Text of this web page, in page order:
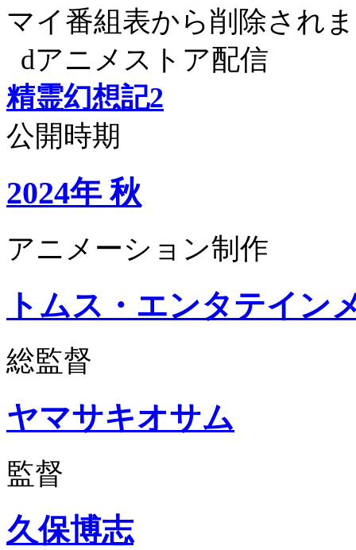
マイ番組表から削除され
dアニメストア配信
精霊幻想記2
公開時期
2024年 秋
アニメーション制作
トムス・エンタテイン
総監督
ヤマサキオサム
監督
久保博志